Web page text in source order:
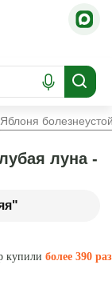
Яблоня
луна -
купили более 390 раз